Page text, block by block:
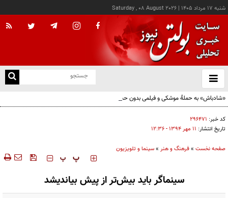
شنبه ۱۷ مرداد ۱۴۰۵ |
Saturday , 08 August 2026
باز
و
«شادباش» به حملۀ موشکی و فیلمی بدون حجاب؛ روایت تناقض‌های محسن قرایی
کد خبر: ۲۹۶۴۷۱
تاریخ انتشار: ۱۱ مهر ۱۳۹۴ - ۱۲:۳۶
صفحه نخست »فرهنگ و هنر »سینما و تلویزیون
‍‍‍ پ پ
سینماگر باید بیش‌تر از پیش بیاندیشد